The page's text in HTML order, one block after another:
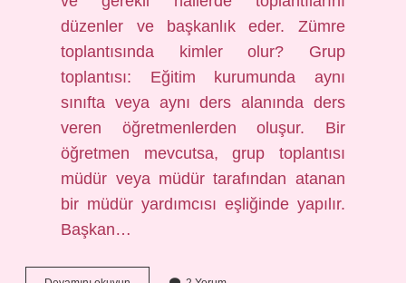
düzenler ve başkanlık eder. Zümre
toplantısında kimler olur? Grup
toplantısı: Eğitim kurumunda aynı
sınıfta veya aynı ders alanında ders
veren öğretmenlerden oluşur. Bir
öğretmen mevcutsa, grup toplantısı
müdür veya müdür tarafından atanan
bir müdür yardımcısı eşliğinde yapılır.
Başkan…